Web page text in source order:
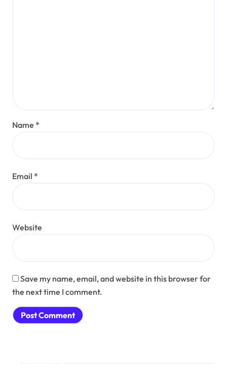
Name *
Email *
Website
Save my name, email, and website in this browser for
the next time I comment.